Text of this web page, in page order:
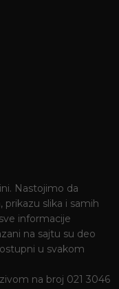
Nastojimo da
slika i samih
informacije
na sajtu su deo
u svakom
na broj 021 3046